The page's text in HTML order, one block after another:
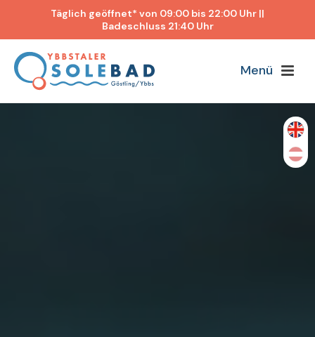
Täglich geöffnet* von 09:00 bis 22:00 Uhr ||
Badeschluss 21:40 Uhr